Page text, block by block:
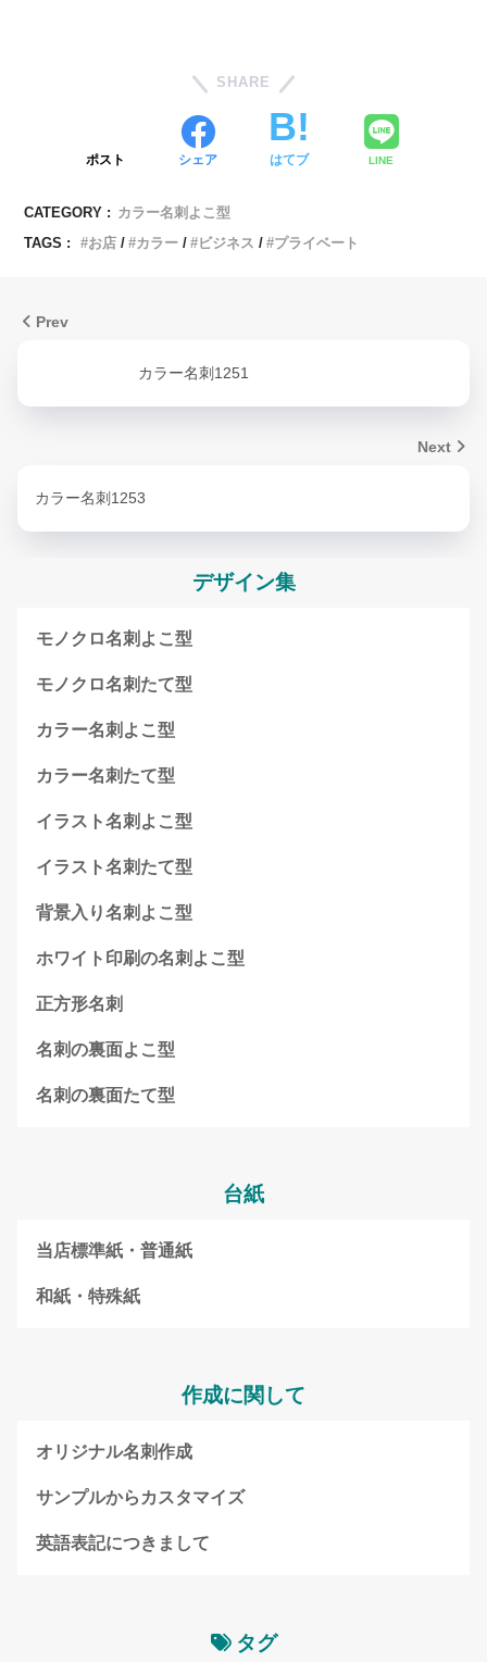
SHARE
ポスト シェア はてブ LINE
CATEGORY : カラー名刺よこ型
TAGS :
お店 カラー ビジネス プライベート
Prev
カラー名刺1251
Next
カラー名刺1253
デザイン集
モノクロ名刺よこ型
モノクロ名刺たて型
カラー名刺よこ型
カラー名刺たて型
イラスト名刺よこ型
イラスト名刺たて型
背景入り名刺よこ型
ホワイト印刷の名刺よこ型
正方形名刺
名刺の裏面よこ型
名刺の裏面たて型
台紙
当店標準紙・普通紙
和紙・特殊紙
作成に関して
オリジナル名刺作成
サンプルからカスタマイズ
英語表記につきまして
タグ